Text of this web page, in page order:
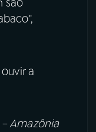
a
Amazônia